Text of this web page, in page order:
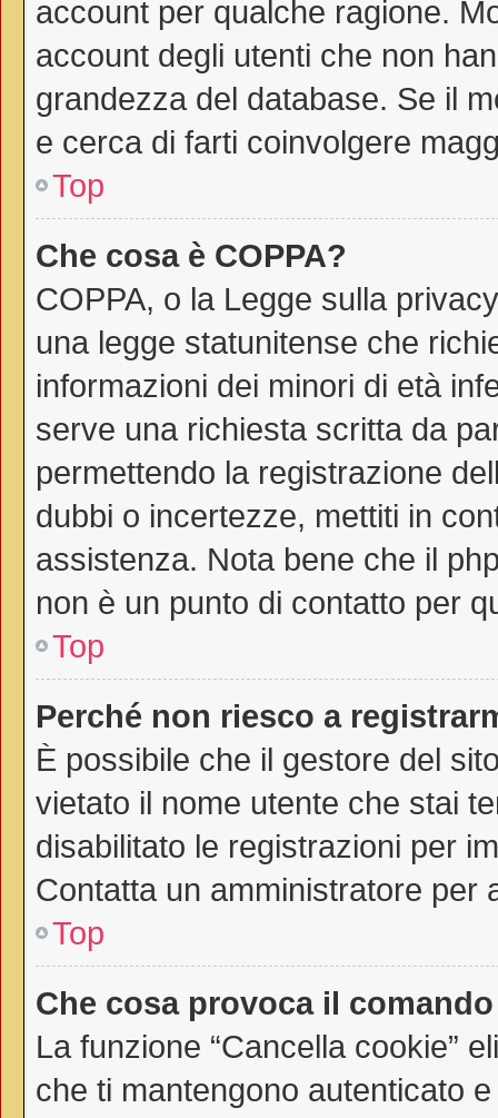
account per qualche ragione.
account degli utenti che non
grandezza del database. Se il
e cerca di farti coinvolgere
Top
Che cosa è COPPA?
COPPA, o la Legge sulla
una legge statunitense che
informazioni dei minori di età
serve una richiesta scritta da
permettendo la registrazione
dubbi o incertezze, mettiti in
assistenza. Nota bene che il
non è un punto di contatto per
Top
Perché non riesco a
È possibile che il gestore del
vietato il nome utente che stai
disabilitato le registrazioni per
Contatta un amministratore per
Top
Che cosa provoca il
La funzione “Cancella cookie”
che ti mantengono autenticato